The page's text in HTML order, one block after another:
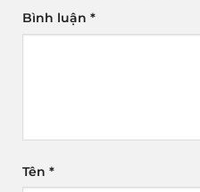
Bình luận *
Tên *